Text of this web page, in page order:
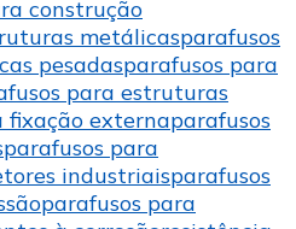
construção
metálicasparafusos
pesadasparafusos para
para estruturas
fixação externaparafusos
parafusos para
industriaisparafusos
parafusos para